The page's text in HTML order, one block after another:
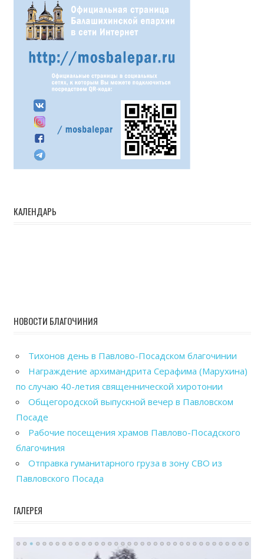
КАЛЕНДАРЬ
НОВОСТИ БЛАГОЧИНИЯ
Тихонов день в Павлово-Посадском благочинии
Награждение архимандрита Серафима (Марухина)
по случаю 40-летия священнической хиротонии
Общегородской выпускной вечер в Павловском
Посаде
Рабочие посещения храмов Павлово-Посадского
благочиния
Отправка гуманитарного груза в зону СВО из
Павловского Посада
ГАЛЕРЕЯ